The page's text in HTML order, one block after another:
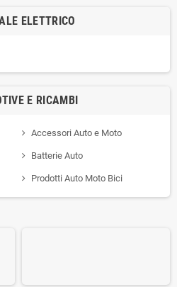
ELETTRICO
E RICAMBI
Accessori Auto e Moto
Batterie Auto
Prodotti Auto Moto Bici